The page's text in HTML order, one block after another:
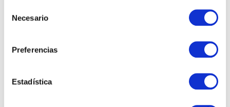
Necesario
Preferencias
Estadística